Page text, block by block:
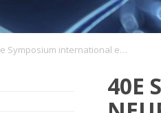
40e Symposium international en neurosciences de l’Université de Montréal
40E